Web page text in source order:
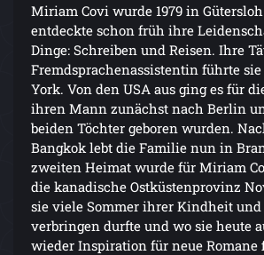
Miriam Covi wurde 1979 in
entdeckte schon früh ihre
Dinge: Schreiben und Reisen. Ihre
Fremdsprachenassistentin führte
York. Von den USA aus ging es für
ihren Mann zunächst nach Berlin
beiden Töchter geboren wurden.
Bangkok lebt die Familie nun in
zweiten Heimat wurde für Miriam
die kanadische Ostküstenprovinz
sie viele Sommer ihrer Kindheit und
verbringen durfte und wo sie heute
wieder Inspiration für neue Romane